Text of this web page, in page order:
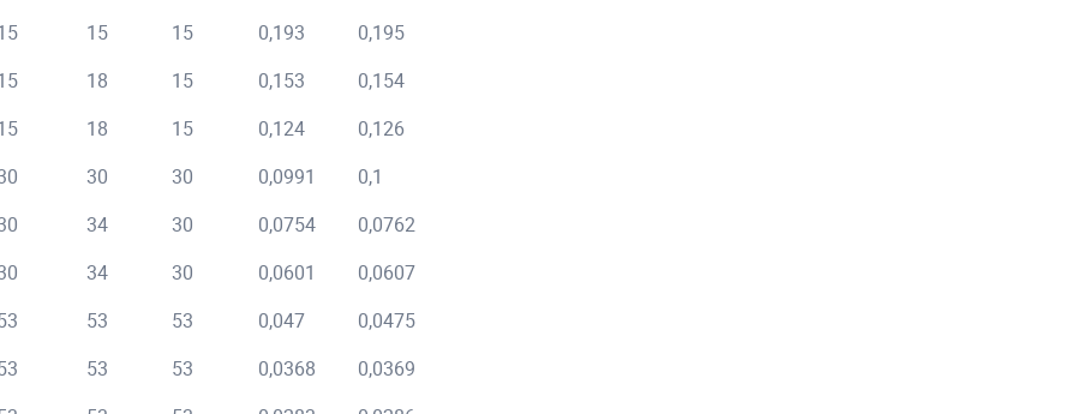
15 15 0,193 0,195
18 15 0,153 0,154
18 15 0,124 0,126
30 30 0,0991 0,1
34 30 0,0754 0,0762
34 30 0,0601 0,0607
53 53 0,047 0,0475
53 53 0,0368 0,0369